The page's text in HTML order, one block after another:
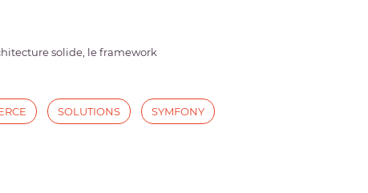
solide, le framework
SOLUTIONS SYMFONY